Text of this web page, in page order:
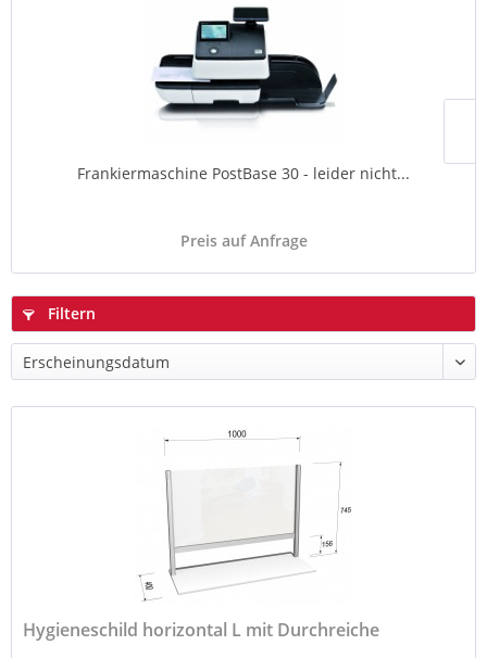
Frankiermaschine PostBase 30 - leider nicht...
Preis auf Anfrage
Filtern
Hygieneschild horizontal L mit Durchreiche